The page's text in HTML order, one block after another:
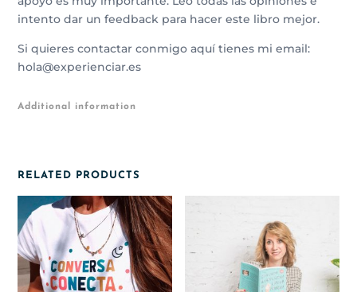
intento dar un feedback para hacer este libro mejor.
Si quieres contactar conmigo aquí tienes mi email:
hola@experienciar.es
Additional information
RELATED PRODUCTS